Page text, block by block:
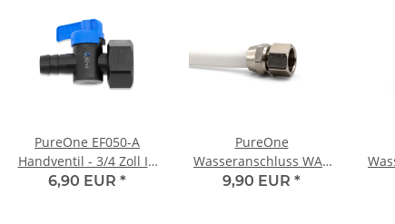
PureOne EF050-A
Handventil - 3/4 Zoll IG
auf 12 mm Tülle
6,90 EUR *
PureOne
Wasseranschluss WA2
3/4 Zoll IG auf 3/8" mit
9,90 EUR *
3/